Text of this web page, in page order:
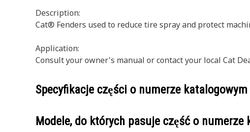
Description:
Cat® Fenders used to reduce tire spray and protect
Application:
Consult your owner's manual or contact your local Cat
Specyfikacje części o numerze katalogowym
Modele, do których pasuje część o numerze